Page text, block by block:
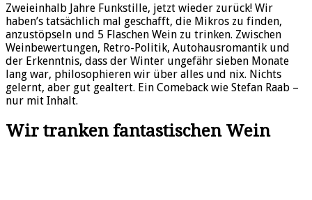
Zweieinhalb Jahre Funkstille, jetzt wieder zurück! Wir
haben’s tatsächlich mal geschafft, die Mikros zu finden,
anzustöpseln und 5 Flaschen Wein zu trinken. Zwischen
Weinbewertungen, Retro-Politik, Autohausromantik und
der Erkenntnis, dass der Winter ungefähr sieben Monate
lang war, philosophieren wir über alles und nix. Nichts
gelernt, aber gut gealtert. Ein Comeback wie Stefan Raab –
nur mit Inhalt.
Wir tranken fantastischen Wein